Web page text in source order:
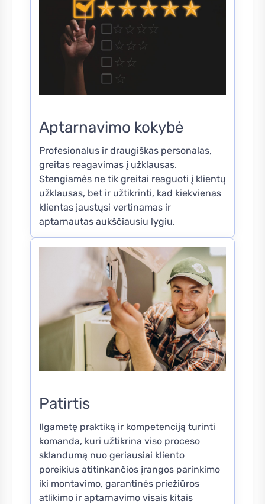
Aptarnavimo kokybė
Profesionalus ir draugiškas personalas,
greitas reagavimas į užklausas.
Stengiamės ne tik greitai reaguoti į klientų
užklausas, bet ir užtikrinti, kad kiekvienas
klientas jaustųsi vertinamas ir
aptarnautas aukščiausiu lygiu.
Patirtis
Ilgametę praktiką ir kompetenciją turinti
komanda, kuri užtikrina viso proceso
sklandumą nuo geriausiai kliento
poreikius atitinkančios įrangos parinkimo
iki montavimo, garantinės priežiūros
atlikimo ir aptarnavimo visais kitais